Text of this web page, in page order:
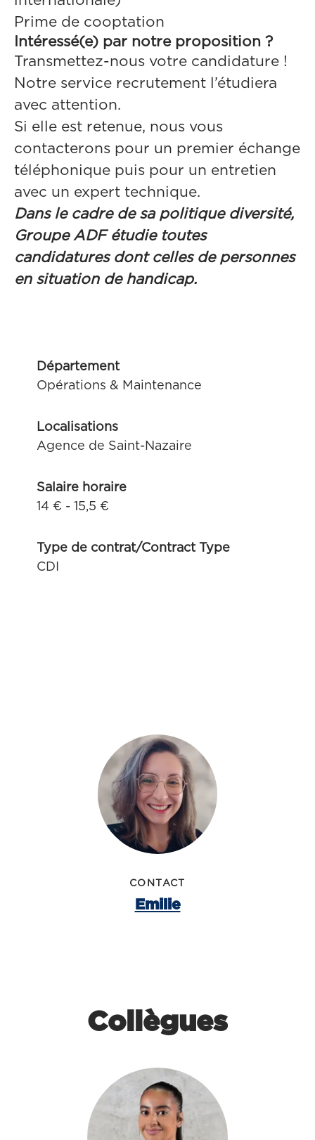
Prime de cooptation
Intéressé(e) par notre proposition ?
Transmettez-nous votre candidature !
Notre service recrutement l’étudiera
avec attention.
Si elle est retenue, nous vous
contacterons pour un premier échange
téléphonique puis pour un entretien
avec un expert technique.
Dans le cadre de sa politique diversité,
Groupe ADF étudie toutes
candidatures dont celles de personnes
en situation de handicap.
Département
Opérations & Maintenance
Localisations
Agence de Saint-Nazaire
Salaire horaire
14 € - 15,5 €
Type de contrat/Contract Type
CDI
CONTACT
Emilie
Collègues